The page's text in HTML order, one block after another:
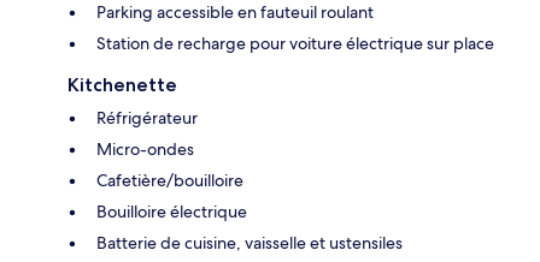
Parking accessible en fauteuil roulant
Station de recharge pour voiture électrique sur place
Kitchenette
Réfrigérateur
Micro-ondes
Cafetière/bouilloire
Bouilloire électrique
Batterie de cuisine, vaisselle et ustensiles